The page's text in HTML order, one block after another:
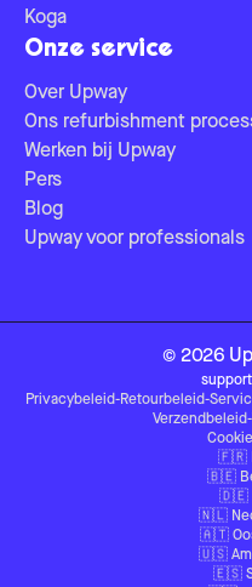
Koga
Onze service
Over Upway
Ons refurbishment
Werken bij Upway
Pers
Blog
Upway voor professionals
© 2026
Privacybeleid-Retourbeleid-
Verzendbeleid-
🇫🇷
🇧🇪
🇩🇪
🇳🇱
🇦🇹
🇺🇸
🇪🇸